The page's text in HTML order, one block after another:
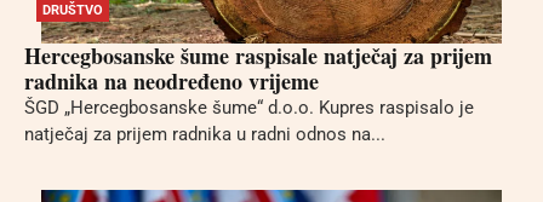
DRUŠTVO
Hercegbosanske šume raspisale natječaj za prijem
radnika na neodređeno vrijeme
ŠGD „Hercegbosanske šume“ d.o.o. Kupres raspisalo je
natječaj za prijem radnika u radni odnos na...